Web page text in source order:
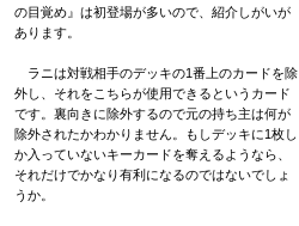
の目覚め』は初登場が多いので、紹介しがいが
あります。
ラニは対戦相手のデッキの1番上のカードを除
外し、それをこちらが使用できるというカード
です。裏向きに除外するので元の持ち主は何が
除外されたかわかりません。もしデッキに1枚し
か入っていないキーカードを奪えるようなら、
それだけでかなり有利になるのではないでしょ
うか。